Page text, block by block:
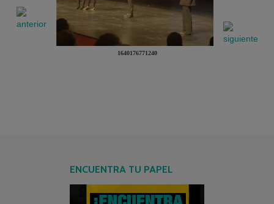
1640176771240
ENCUENTRA TU PAPEL